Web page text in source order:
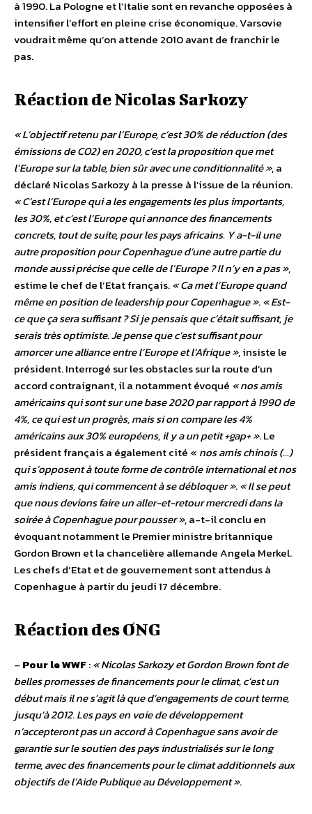
à 1990. La Pologne et l’Italie sont en revanche opposées à
intensifier l’effort en pleine crise économique. Varsovie
voudrait même qu’on attende 2010 avant de franchir le
pas.
Réaction de Nicolas Sarkozy
« L’objectif retenu par l’Europe, c’est 30% de réduction (des
émissions de CO2) en 2020, c’est la proposition que met
l’Europe sur la table, bien sûr avec une conditionnalité », a
déclaré Nicolas Sarkozy à la presse à l’issue de la réunion.
« C’est l’Europe qui a les engagements les plus importants,
les 30%, et c’est l’Europe qui annonce des financements
concrets, tout de suite, pour les pays africains. Y a-t-il une
autre proposition pour Copenhague d’une autre partie du
monde aussi précise que celle de l’Europe ? Il n’y en a pas »,
estime le chef de l’Etat français.« Ca met l’Europe quand
même en position de leadership pour Copenhague ».« Est-
ce que ça sera suffisant ? Si je pensais que c’était suffisant, je
serais très optimiste. Je pense que c’est suffisant pour
amorcer une alliance entre l’Europe et l’Afrique », insiste le
président. Interrogé sur les obstacles sur la route d’un
accord contraignant, il a notamment évoqué « nos amis
américains qui sont sur une base 2020 par rapport à 1990 de
4%, ce qui est un progrès, mais si on compare les 4%
américains aux 30% européens, il y a un petit +gap+ ». Le
président français a également cité « nos amis chinois (…)
qui s’opposent à toute forme de contrôle international et nos
amis indiens, qui commencent à se débloquer ».« Il se peut
que nous devions faire un aller-et-retour mercredi dans la
soirée à Copenhague pour pousser », a-t-il conclu en
évoquant notamment le Premier ministre britannique
Gordon Brown et la chancelière allemande Angela Merkel.
Les chefs d’Etat et de gouvernement sont attendus à
Copenhague à partir du jeudi 17 décembre.
Réaction des ONG
– Pour le WWF:« Nicolas Sarkozy et Gordon Brown font de
belles promesses de financements pour le climat, c’est un
début mais il ne s’agit là que d’engagements de court terme,
jusqu’à 2012. Les pays en voie de développement
n’accepteront pas un accord à Copenhague sans avoir de
garantie sur le soutien des pays industrialisés sur le long
terme, avec des financements pour le climat additionnels aux
objectifs de l’Aide Publique au Développement ».